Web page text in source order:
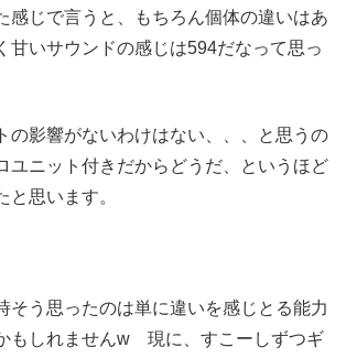
感じで言うと、もちろん個体の違いはあ
甘いサウンドの感じは594だなって思っ
の影響がないわけはない、、、と思うの
ユニット付きだからどうだ、というほど
と思います。
そう思ったのは単に違いを感じとる能力
もしれませんw 現に、すこーしずつギ